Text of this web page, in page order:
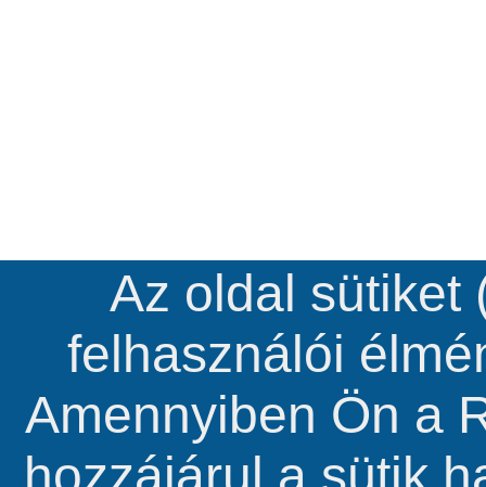
Az oldal sütiket
felhasználói
Amennyiben Ön a